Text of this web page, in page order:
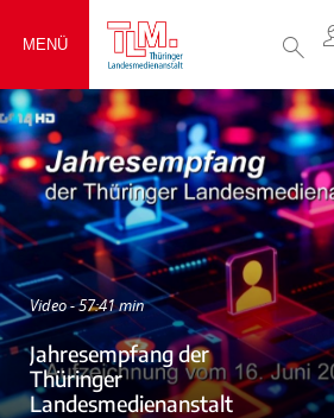
MENÜ
Video - 57:41 min
Jahresempfang der
Thüringer
Landesmedienanstalt